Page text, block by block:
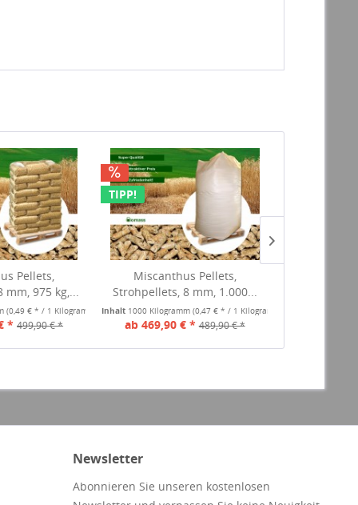
Pellets,
mm, 975 kg,...
(0,49 € * / 1 Kilogramm)
* 499,90 € *
TIPP!
Miscanthus Pellets,
Strohpellets, 8 mm, 1.000...
Inhalt 1000 Kilogramm(0,47 € * / 1 Kilogramm)
ab 469,90 € * 489,90 € *
Newsletter
Abonnieren Sie unseren kostenlosen